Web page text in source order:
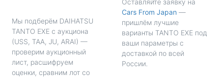
Мы подберём DAIHATSU
TANTO EXE с аукциона
(USS, TAA, JU, ARAI) —
проверим аукционный
лист, расшифруем
оценки, сравним лот со
Оставляйте заявку на
Cars From Japan —
пришлём лучшие
варианты TANTO EXE под
ваши параметры с
доставкой по всей
России.